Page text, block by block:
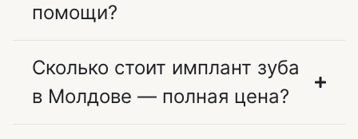
помощи?
Сколько стоит имплант зуба
в Молдове — полная цена?